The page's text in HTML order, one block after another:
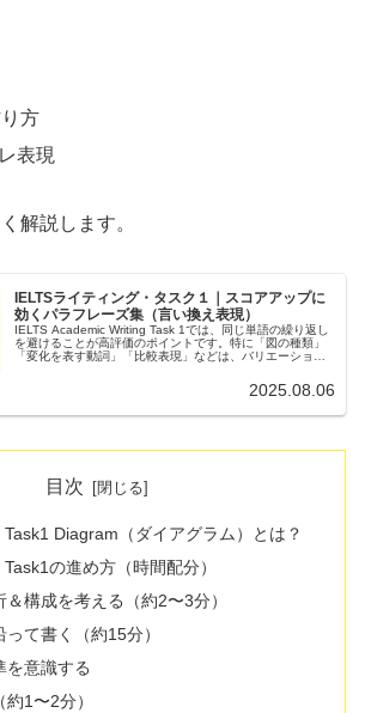
方
表現
解説します。
IELTSライティング・タスク１｜スコアアップに
効くパラフレーズ集（言い換え表現）
IELTS Academic Writing Task 1では、同じ単語の繰り返し
を避けることが高評価のポイントです。特に「図の種類」
「変化を表す動詞」「比較表現」などは、バリエーション
2025.08.06
目次
Diagram（ダイアグラム）とは？
の進め方（時間配分）
構成を考える（約2〜3分）
て書く（約15分）
意識する
1〜2分）